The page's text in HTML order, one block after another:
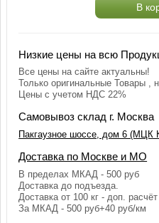
В
Низкие цены на всю
Все цены на сайте актуальны!
Только оригинальные Товары ,
Цены с учетом НДС 22%
Самовывоз склад г. Москва
Пакгаузное шоссе, дом 6 (МЦК
Доставка по Москве и МО
В пределах МКАД - 500 руб
Доставка до подъезда.
Доставка от 100 кг - доп. расчёт
За МКАД - 500 руб+40 руб/км